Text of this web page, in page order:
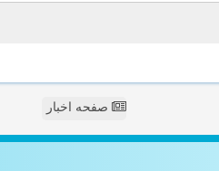
صفحه اخبار